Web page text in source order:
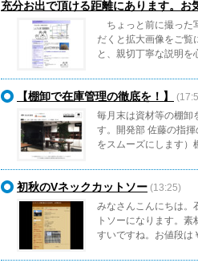
充分お出で頂ける距離にあります。お
ちょっと前に撮った
だくと拡大画像をご
と、親切丁寧な説明を
【棚卸で在庫管理の徹底を！】
毎月末は資材等の棚卸
す。開発部 佐藤の指
をスムーズにします）
初秋のVネックカットソー (13:25)
みなさんこんにちは。
トソーになります。
すいですね。お値段は